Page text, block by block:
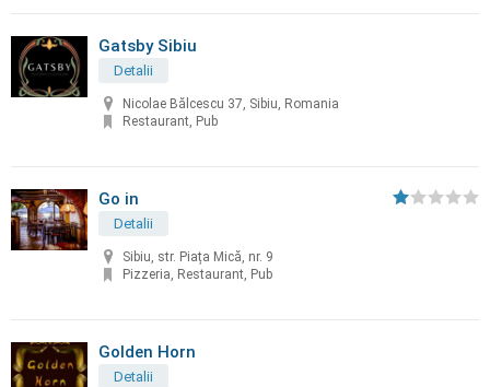
Gatsby Sibiu
Detalii
Nicolae Bălcescu 37, Sibiu, Romania
Restaurant, Pub
Go in
Detalii
Sibiu, str. Piața Mică, nr. 9
Pizzeria, Restaurant, Pub
Golden Horn
Detalii